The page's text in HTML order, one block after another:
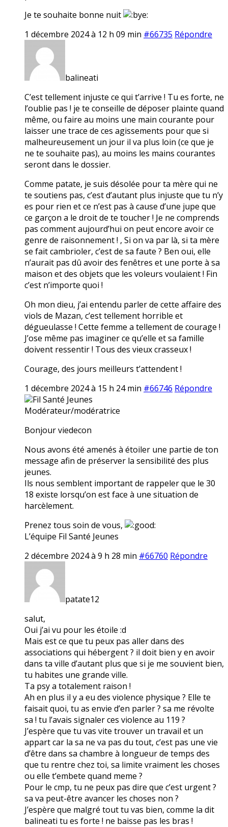
Je te souhaite bonne nuit
1 décembre 2024 à 12 h 09 min #66735 Répondre
balineati
C’est tellement injuste ce qui t’arrive ! Tu es forte, ne
l’oublie pas ! je te conseille de déposer plainte quand
même, ou faire au moins une main courante pour
laisser une trace de ces agissements pour que si
malheureusement un jour il va plus loin (ce que je
ne te souhaite pas), au moins les mains courantes
seront dans le dossier.
Comme patate, je suis désolée pour ta mère qui ne
te soutiens pas, c’est d’autant plus injuste que tu n’y
es pour rien et ce n’est pas à cause d’une jupe que
ce garçon a le droit de te toucher ! Je ne comprends
pas comment aujourd’hui on peut encore avoir ce
genre de raisonnement ! , Si on va par là, si ta mère
se fait cambrioler, c’est de sa faute ? Ben oui, elle
n’aurait pas dû avoir des fenêtres et une porte à sa
maison et des objets que les voleurs voulaient ! Fin
c’est n’importe quoi !
Oh mon dieu, j’ai entendu parler de cette affaire des
viols de Mazan, c’est tellement horrible et
dégueulasse ! Cette femme a tellement de courage !
J’ose même pas imaginer ce qu’elle et sa famille
doivent ressentir ! Tous des vieux crasseux !
Courage, des jours meilleurs t’attendent !
1 décembre 2024 à 15 h 24 min #66746 Répondre
Fil Santé Jeunes
Modérateur/modératrice
Bonjour viedecon
Nous avons été amenés à étoiler une partie de ton
message afin de préserver la sensibilité des plus
jeunes.
Ils nous semblent important de rappeler que le 30
18 existe lorsqu’on est face à une situation de
harcèlement.
Prenez tous soin de vous,
L’équipe Fil Santé Jeunes
2 décembre 2024 à 9 h 28 min #66760 Répondre
patate12
salut,
Oui j’ai vu pour les étoile :d
Mais est ce que tu peux pas aller dans des
associations qui hébergent ? il doit bien y en avoir
dans ta ville d’autant plus que si je me souvient bien,
tu habites une grande ville.
Ta psy a totalement raison !
Ah en plus il y a eu des violence physique ? Elle te
faisait quoi, tu as envie d’en parler ? sa me révolte
sa ! tu l’avais signaler ces violence au 119 ?
J’espère que tu vas vite trouver un travail et un
appart car la sa ne va pas du tout, c’est pas une vie
d’être dans sa chambre à longueur de temps des
que tu rentre chez toi, sa limite vraiment les choses
ou elle t’embete quand meme ?
Pour le cmp, tu ne peux pas dire que c’est urgent ?
sa va peut-être avancer les choses non ?
J’espère que malgré tout tu vas bien, comme la dit
balineati tu es forte ! ne baisse pas les bras !